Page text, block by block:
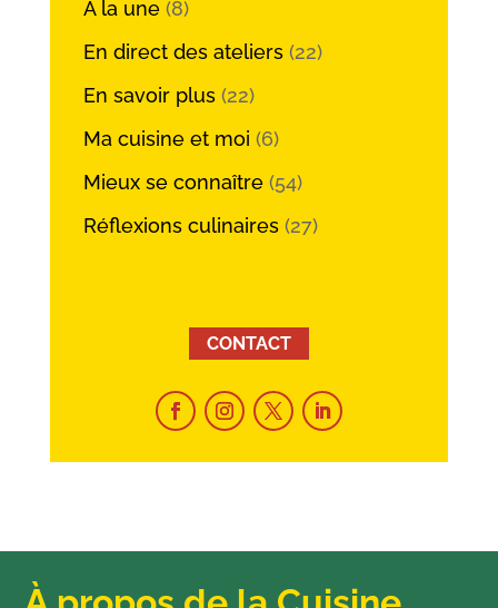
A la une(8)
En direct des ateliers(22)
En savoir plus(22)
Ma cuisine et moi (6)
Mieux se connaître(54)
Réflexions culinaires(27)
CONTACT